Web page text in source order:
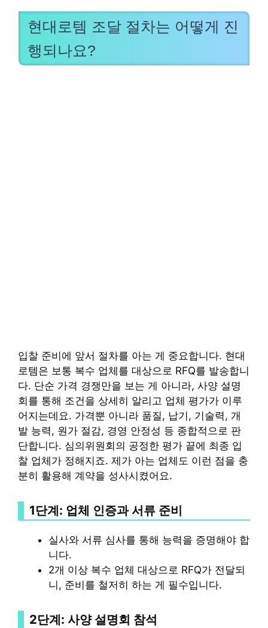
현대로템 조달 절차는 어떻게 진
행되나요?
입찰 준비에 앞서 절차를 아는 게 중요합니다. 현대
로템은 보통 복수 업체를 대상으로 RFQ를 발송합니
다. 단순 가격 경쟁만을 보는 게 아니라, 사양 설명
회를 통해 조건을 상세히 알리고 업체 평가가 이루
어지는데요. 가격뿐 아니라 품질, 납기, 기술력, 개
발 능력, 원가 절감, 경영 안정성 등 종합적으로 판
단합니다. 심의위원회의 공정한 평가 끝에 최종 입
찰 업체가 정해지죠. 제가 아는 업체도 이런 점을 충
분히 활용해 계약을 성사시켰어요.
1단계: 업체 인증과 서류 준비
실사와 서류 심사를 통해 능력을 증명해야 합
니다.
2개 이상 복수 업체 대상으로 RFQ가 전달되
니, 준비를 철저히 하는 게 필수입니다.
2단계: 사양 설명회 참석